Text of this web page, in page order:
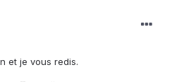
et je vous redis.